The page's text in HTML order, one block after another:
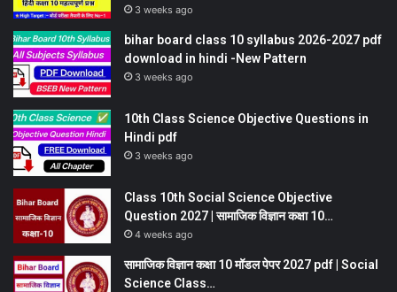
3 weeks ago
bihar board class 10 syllabus 2026-2027 pdf
download in hindi -New Pattern
3 weeks ago
10th Class Science Objective Questions in
Hindi pdf
3 weeks ago
Class 10th Social Science Objective
Question 2027 | सामाजिक विज्ञान कक्षा 10…
4 weeks ago
सामाजिक विज्ञान कक्षा 10 मॉडल पेपर 2027 pdf | Social
Science Class…